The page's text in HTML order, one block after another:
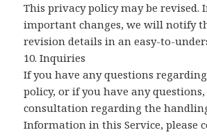
This privacy policy may be revised.
important changes, we will notify
revision details in an easy-to-
10. Inquiries
If you have any questions
policy, or if you have any
consultation regarding the
Information in this Service, please